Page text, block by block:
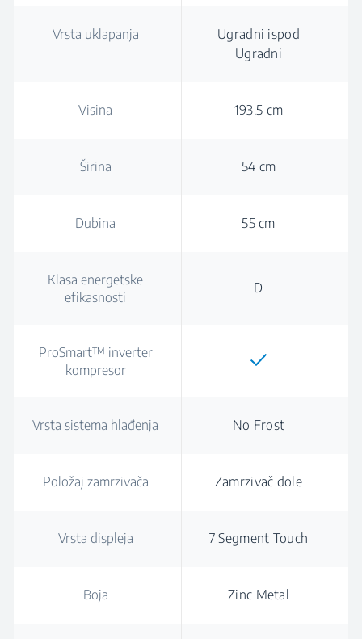
Vrsta uklapanja
Ugradni ispod
Ugradni
Visina 193.5 cm
Širina 54 cm
Dubina 55 cm
Klasa energetske
efikasnosti
D
ProSmart™ inverter
kompresor
Vrsta sistema hlađenja No Frost
Položaj zamrzivača Zamrzivač dole
Vrsta displeja 7 Segment Touch
Boja Zinc Metal